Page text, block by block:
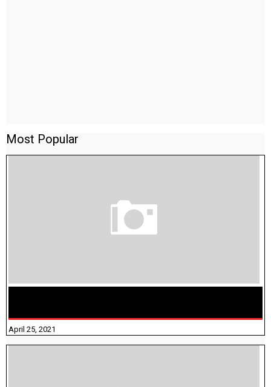
Most Popular
April 25, 2021